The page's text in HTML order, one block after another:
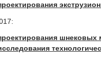
шнековых